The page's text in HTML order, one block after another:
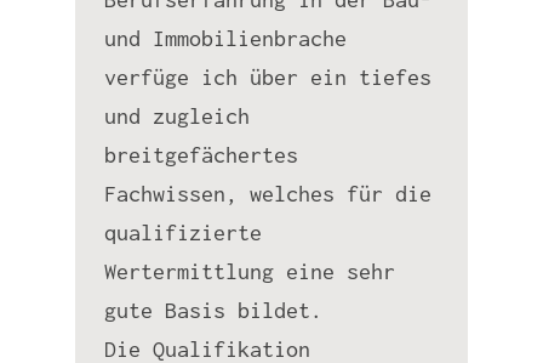
und Immobilienbrache
verfüge ich über ein tiefes
und zugleich
breitgefächertes
Fachwissen, welches für die
qualifizierte
Wertermittlung eine sehr
gute Basis bildet.
Die Qualifikation